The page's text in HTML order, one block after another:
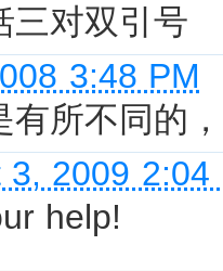
三对双引号
3:48 PM
有所不同的
3, 2009 2:04
help!